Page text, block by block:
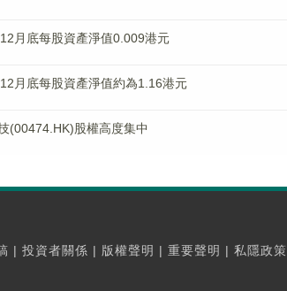
月底每股資產淨值0.009港元
月底每股資產淨值約為1.16港元
(00474.HK)股權高度集中
| 投資者關係 | 版權聲明 | 重要聲明 | 私隱政策